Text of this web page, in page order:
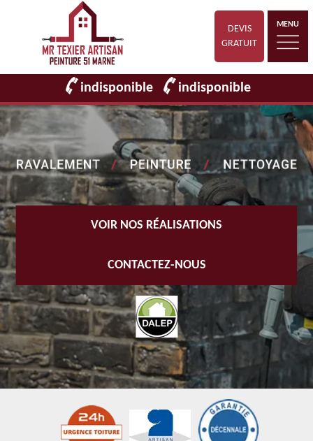
DEVIS
GRATUIT
MENU
indisponible indisponible
VOIR NOS RÉALISATIONS
CONTACTEZ-NOUS